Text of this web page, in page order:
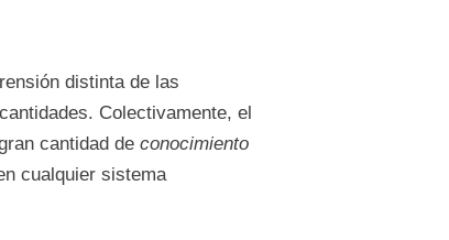
distinta de las
Colectivamente, el
cantidad de conocimiento
cualquier sistema